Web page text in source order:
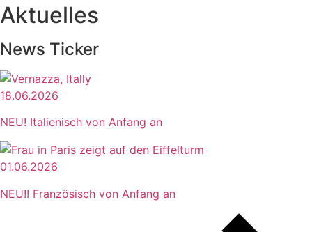
Aktuelles
News Ticker
18.06.2026
NEU! Italienisch von Anfang an
01.06.2026
NEU!! Französisch von Anfang an